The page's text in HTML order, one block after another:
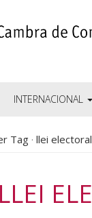
INTERNACIONAL
Tag llei electoral